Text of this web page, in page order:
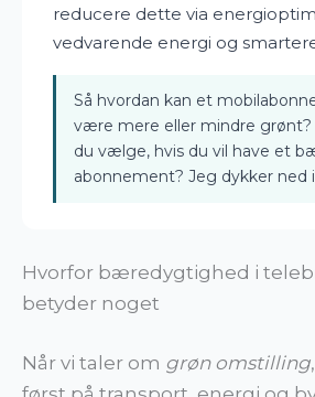
reducere dette via
vedvarende energi og
Så hvordan kan et
være mere eller mindre grønt?
du vælge, hvis du vil have et
abonnement? Jeg dykker ned
Hvorfor bæredygtighed i
betyder noget
Når vi taler om grøn omstilling